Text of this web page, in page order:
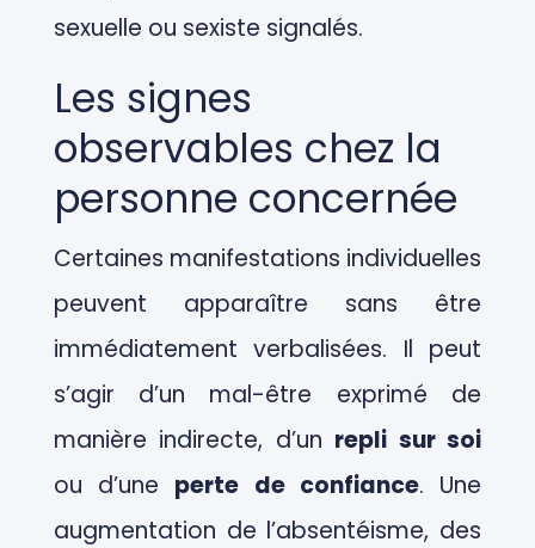
sexuelle ou sexiste signalés.
Les signes
observables chez la
personne concernée
Certaines manifestations individuelles
peuvent apparaître sans être
immédiatement verbalisées. Il peut
s’agir d’un mal-être exprimé de
manière indirecte, d’un repli sur soi
ou d’une perte de confiance. Une
augmentation de l’absentéisme, des